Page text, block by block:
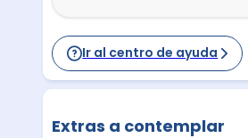
Ir al centro de ayuda
Extras a contemplar